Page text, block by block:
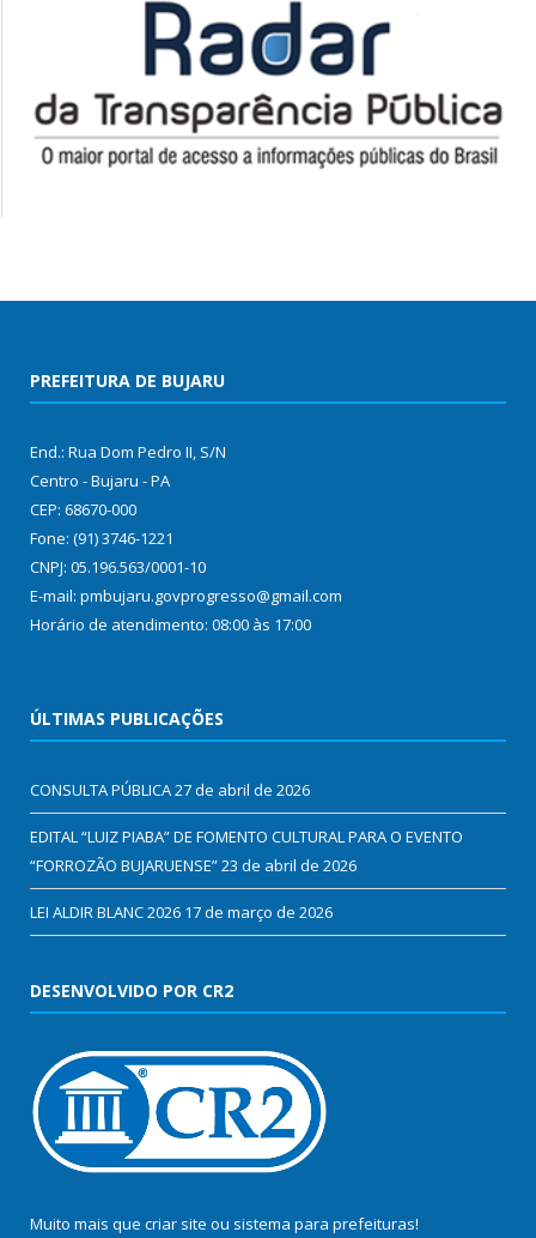
PREFEITURA DE BUJARU
End.: Rua Dom Pedro II, S/N
Centro - Bujaru - PA
CEP: 68670-000
Fone: (91) 3746-1221
CNPJ: 05.196.563/0001-10
E-mail: pmbujaru.govprogresso@gmail.com
Horário de atendimento: 08:00 às 17:00
ÚLTIMAS PUBLICAÇÕES
CONSULTA PÚBLICA27 de abril de 2026
EDITAL “LUIZ PIABA” DE FOMENTO CULTURAL PARA O EVENTO
“FORROZÃO BUJARUENSE”23 de abril de 2026
LEI ALDIR BLANC 2026 17 de março de 2026
DESENVOLVIDO POR CR2
Muito mais que criar site ou sistema para prefeituras!